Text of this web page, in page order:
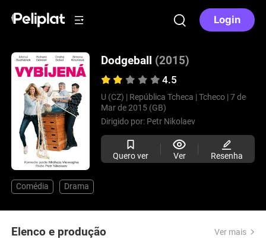
Login
Dodgeball (2015)
4.5
U (CZ) | República Tcheca | Tcheco | 7 de
Mar de 2015 (GB)
Dirigido por: Petr Nikolaev
Quero ver Ver Resenha
Comédia Drama
Elenco e produção Ver mais